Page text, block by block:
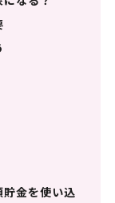
金を使い込